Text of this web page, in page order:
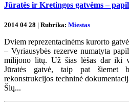
Jūratės ir Kretingos gatvėms –
2014 04 28 | Rubrika: Miestas
Dviem reprezentacinėms kurorto
– Vyriausybės rezerve numatyta
milijono litų. Už šias lėšas dar iki
Jūratės gatvė, taip pat šiemet
rekonstrukcijos techninė
Šių...